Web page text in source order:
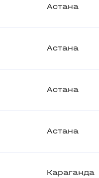
Астана
Астана
Астана
Астана
Караганда